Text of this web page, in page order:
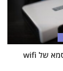
איך לגלות סיסמא של wifi